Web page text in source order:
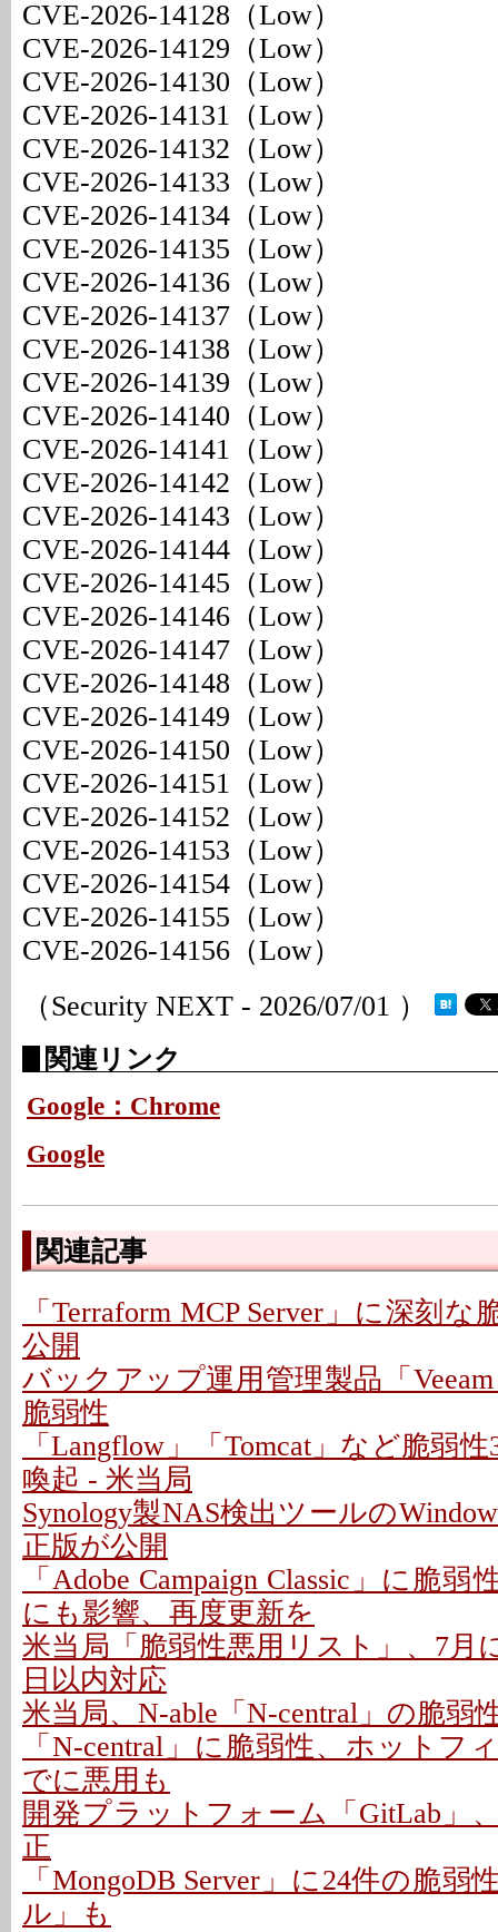
CVE-2026-14128（Low）
CVE-2026-14129（Low）
CVE-2026-14130（Low）
CVE-2026-14131（Low）
CVE-2026-14132（Low）
CVE-2026-14133（Low）
CVE-2026-14134（Low）
CVE-2026-14135（Low）
CVE-2026-14136（Low）
CVE-2026-14137（Low）
CVE-2026-14138（Low）
CVE-2026-14139（Low）
CVE-2026-14140（Low）
CVE-2026-14141（Low）
CVE-2026-14142（Low）
CVE-2026-14143（Low）
CVE-2026-14144（Low）
CVE-2026-14145（Low）
CVE-2026-14146（Low）
CVE-2026-14147（Low）
CVE-2026-14148（Low）
CVE-2026-14149（Low）
CVE-2026-14150（Low）
CVE-2026-14151（Low）
CVE-2026-14152（Low）
CVE-2026-14153（Low）
CVE-2026-14154（Low）
CVE-2026-14155（Low）
CVE-2026-14156（Low）
（Security NEXT - 2026/07/01 ）
関連リンク
Google：Chrome
Google
関連記事
「Terraform MCP Server」に深刻
公開
バックアップ運用管理製品「
脆弱性
「Langflow」「Tomcat」など脆弱
喚起 - 米当局
Synology製NAS検出ツールの
正版が公開
「Adobe Campaign Classic」に脆
にも影響、再度更新を
米当局「脆弱性悪用リスト」、7月
日以内対応
米当局、N-able「N-central」の脆弱
「N-central」に脆弱性、ホットフ
でに悪用も
開発プラットフォーム「GitLab」
正
「MongoDB Server」に24件の脆
ル」も